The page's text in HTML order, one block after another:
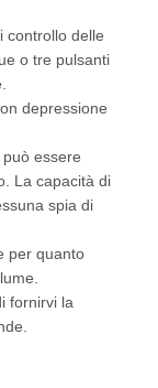
controllo delle
o tre pulsanti
depressione
essere
La capacità di
spia di
per quanto
fornirvi la